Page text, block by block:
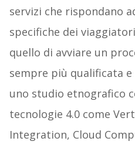
servizi che rispondano
specifiche dei
quello di avviare un
sempre più qualificata
uno studio etnografico
tecnologie 4.0 come
Integration, Cloud